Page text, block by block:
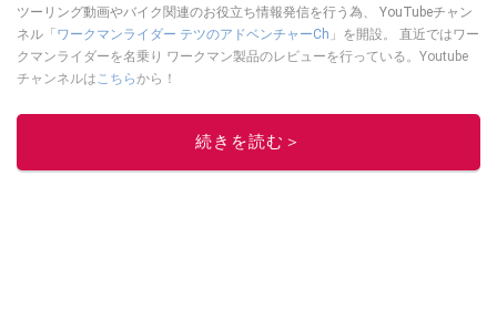
ツーリング動画やバイク関連のお役立ち情報発信を行う為、 YouTubeチャン
ネル「 ワークマンライダー テツのアドベンチャーCh 」を開設。 直近ではワー
クマンライダーを名乗り ワークマン製品のレビューを行っている。Youtube
チャンネルはこちらから！
このイチオシストの他の記事を読む
続きを読む＞